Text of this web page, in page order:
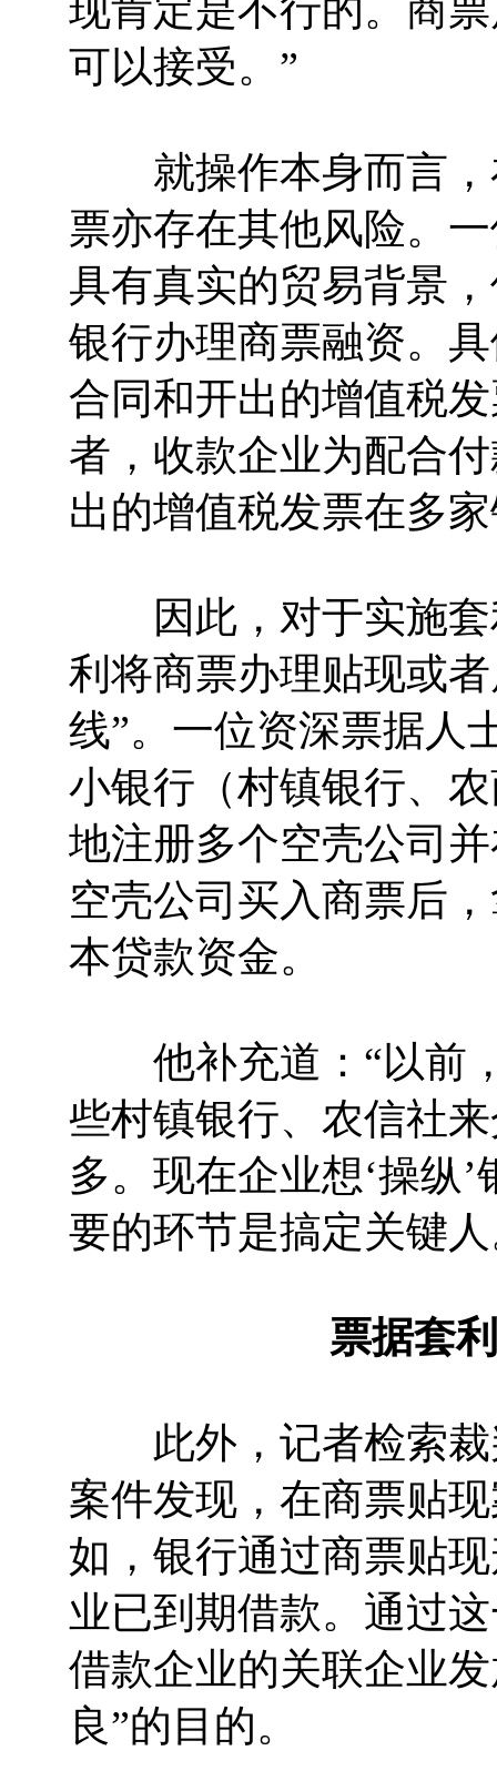
现肯定是不行的。商
可以接受。”
就操作本身而言，
票亦存在其他风险。
具有真实的贸易背景
银行办理商票融资。
合同和开出的增值税
者，收款企业为配合
出的增值税发票在多
因此，对于实施套
利将商票办理贴现或
线”。一位资深票据人
小银行（村镇银行、
地注册多个空壳公司
空壳公司买入商票后
本贷款资金。
他补充道：“以前，
些村镇银行、农信社
多。现在企业想‘操纵
要的环节是搞定关键人
票据套
此外，记者检索裁
案件发现，在商票贴
如，银行通过商票贴
业已到期借款。通过
借款企业的关联企业
良”的目的。